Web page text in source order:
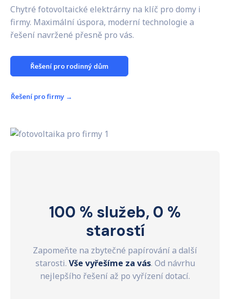
Chytré fotovoltaické elektrárny na klíč pro domy i
firmy. Maximální úspora, moderní technologie a
řešení navržené přesně pro vás.
Řešení pro rodinný dům
Řešení pro firmy →
100 % služeb, 0 %
starostí
Zapomeňte na zbytečné papírování a další
starosti. Vše vyřešíme za vás. Od návrhu
nejlepšího řešení až po vyřízení dotací.